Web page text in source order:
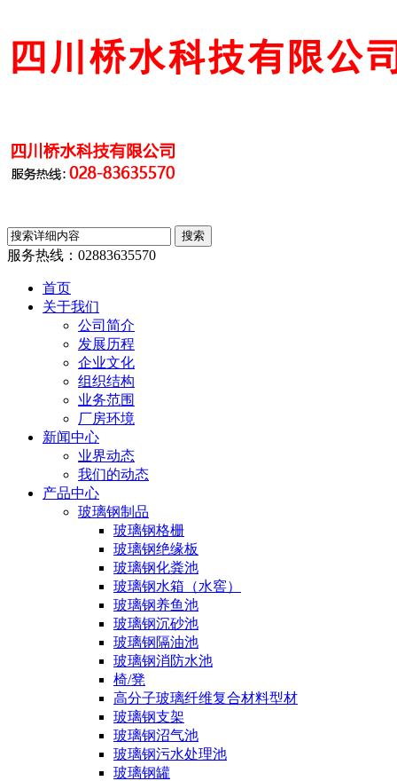
服务热线： 02883635570
首页
关于我们
公司简介
发展历程
企业文化
组织结构
业务范围
厂房环境
新闻中心
业界动态
我们的动态
产品中心
玻璃钢制品
玻璃钢格栅
玻璃钢绝缘板
玻璃钢化粪池
玻璃钢水箱（水窖）
玻璃钢养鱼池
玻璃钢沉砂池
玻璃钢隔油池
玻璃钢消防水池
椅/凳
高分子玻璃纤维复合材料型材
玻璃钢支架
玻璃钢沼气池
玻璃钢污水处理池
玻璃钢罐